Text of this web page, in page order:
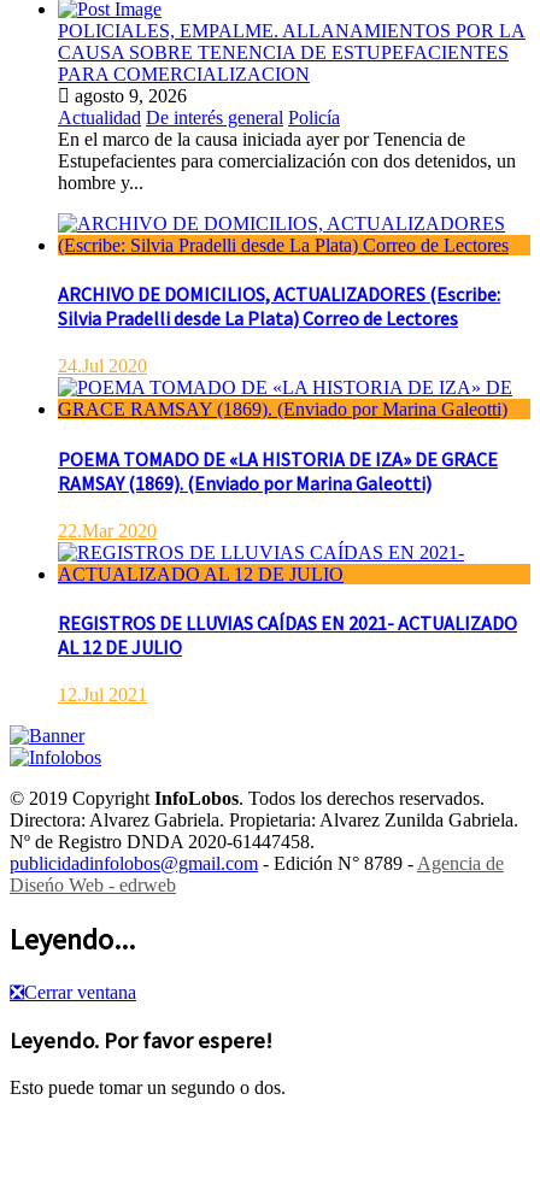
POLICIALES, EMPALME. ALLANAMIENTOS POR LA
CAUSA SOBRE TENENCIA DE ESTUPEFACIENTES
PARA COMERCIALIZACION
agosto 9, 2026
Actualidad De interés general Policía
En el marco de la causa iniciada ayer por Tenencia de
Estupefacientes para comercialización con dos detenidos, un
hombre y...
ARCHIVO DE DOMICILIOS, ACTUALIZADORES (Escribe:
Silvia Pradelli desde La Plata) Correo de Lectores
24.Jul 2020
POEMA TOMADO DE «LA HISTORIA DE IZA» DE GRACE
RAMSAY (1869). (Enviado por Marina Galeotti)
22.Mar 2020
REGISTROS DE LLUVIAS CAÍDAS EN 2021- ACTUALIZADO
AL 12 DE JULIO
12.Jul 2021
© 2019 CopyrightInfoLobos. Todos los derechos reservados.
Directora: Alvarez Gabriela. Propietaria: Alvarez Zunilda Gabriela.
Nº de Registro DNDA 2020-61447458.
publicidadinfolobos@gmail.com - Edición N° 8789 -Agencia de
Diseńo Web - edrweb
Leyendo...
❎Cerrar ventana
Leyendo. Por favor espere!
Esto puede tomar un segundo o dos.